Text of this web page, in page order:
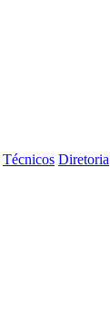
Técnicos Diretoria